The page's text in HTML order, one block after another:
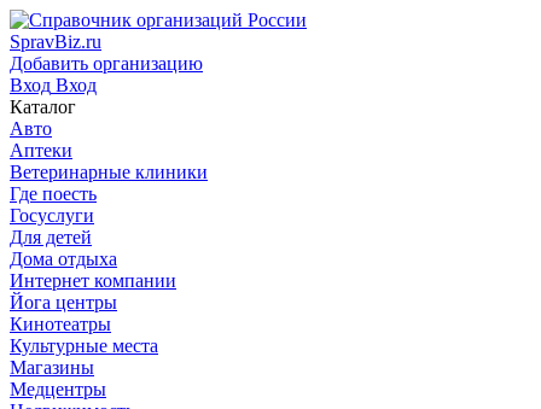
SpravBiz.ru
Добавить организацию
Вход Вход
Каталог
Авто
Аптеки
Ветеринарные клиники
Где поесть
Госуслуги
Для детей
Дома отдыха
Интернет компании
Йога центры
Кинотеатры
Культурные места
Магазины
Медцентры